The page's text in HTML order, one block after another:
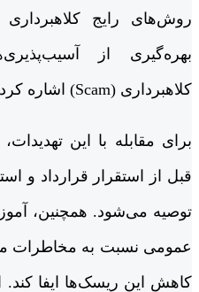
روش‌های رایج
بهره‌گیری از
کلاهبرداری (Scam) اشاره کرد.
برای مقابله با این
قبل از استقرار قرارداد و
توصیه می‌شود. همچنین،
عمومی نسبت به مخاطرات
کاهش این ریسک‌ها ایفا کند.